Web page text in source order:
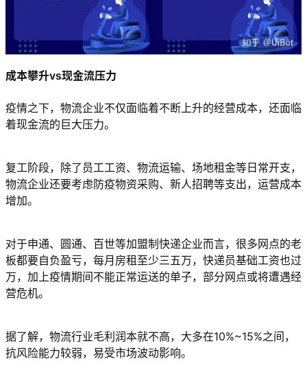
成本攀升vs现金流压力
疫情之下，物流企业不仅面临着不断上升的经营成本，还面临
着现金流的巨大压力。
复工阶段，除了员工工资、物流运输、场地租金等日常开支，
物流企业还要考虑防疫物资采购、新人招聘等支出，运营成本
增加。
对于申通、圆通、百世等加盟制快递企业而言，很多网点的老
板都要自负盈亏，每月房租至少三五万，快递员基础工资也过
万，加上疫情期间不能正常运送的单子，部分网点或将遭遇经
营危机。
据了解，物流行业毛利润本就不高，大多在10%~15%之间，
抗风险能力较弱，易受市场波动影响。